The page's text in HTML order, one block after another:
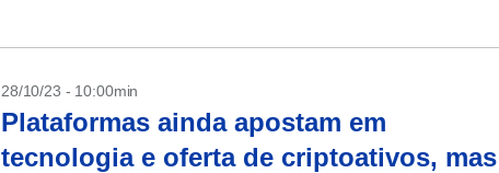
28/10/23 - 10:00min
Plataformas ainda apostam em
tecnologia e oferta de criptoativos, mas